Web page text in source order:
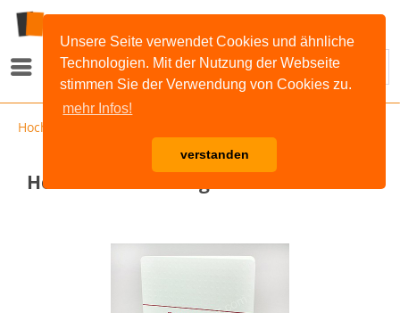
Unsere Seite verwendet Cookies und ähnliche
Technologien. Mit der Nutzung der Webseite
stimmen Sie der Verwendung von Cookies zu.
mehr Infos!
verstanden
Menü
Hochzeitseinladungen
Hochzeitseinladung Premium -